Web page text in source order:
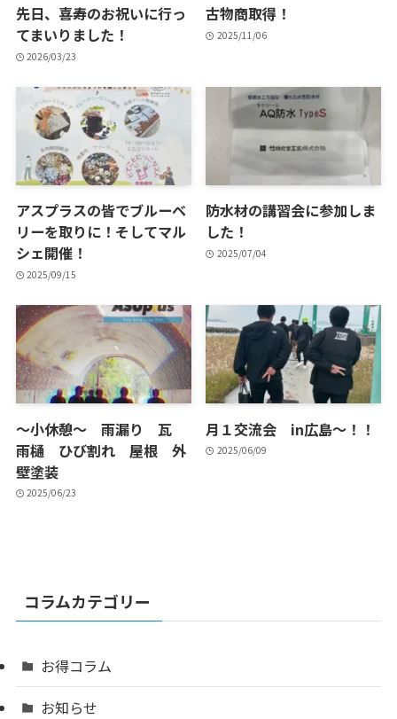
先日、喜寿のお祝いに行っ
てまいりました！
2026/03/23
古物商取得！
2025/11/06
アスプラスの皆でブルーベ
リーを取りに！そしてマル
シェ開催！
2025/09/15
防水材の講習会に参加しま
した！
2025/07/04
～小休憩～ 雨漏り 瓦
雨樋 ひび割れ 屋根 外
壁塗装
2025/06/23
月１交流会 in広島～！！
2025/06/09
コラムカテゴリー
お得コラム
お知らせ